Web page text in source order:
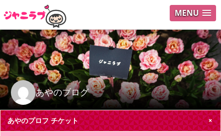
MENU
あやのブログ
ログイ
ユーザ
Search
あやのプロフチケット